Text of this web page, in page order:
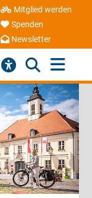
Mitglied werden
Spenden
Newsletter